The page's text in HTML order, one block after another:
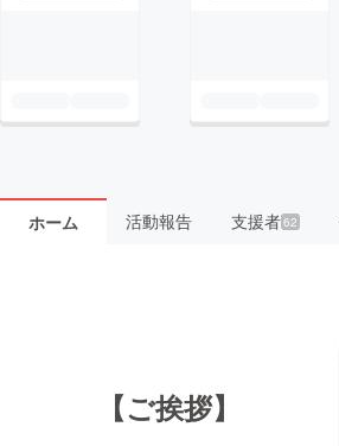
ホーム 活動報告 支援者62
【ご挨拶】